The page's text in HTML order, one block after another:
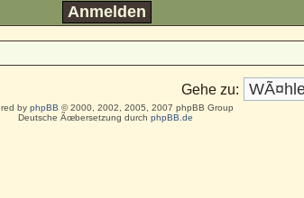
Gehe zu:
by phpBB © 2000, 2002, 2005, 2007 phpBB Group
Deutsche Ãœbersetzung durch phpBB.de